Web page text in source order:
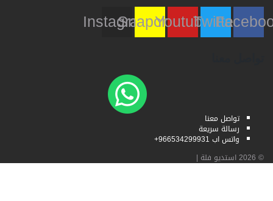
Twitter
Youtube
Snapchat
Instagram
تواصل معنا
رسالة سريعة
واتس اب 966534299931+
استديو فلة|